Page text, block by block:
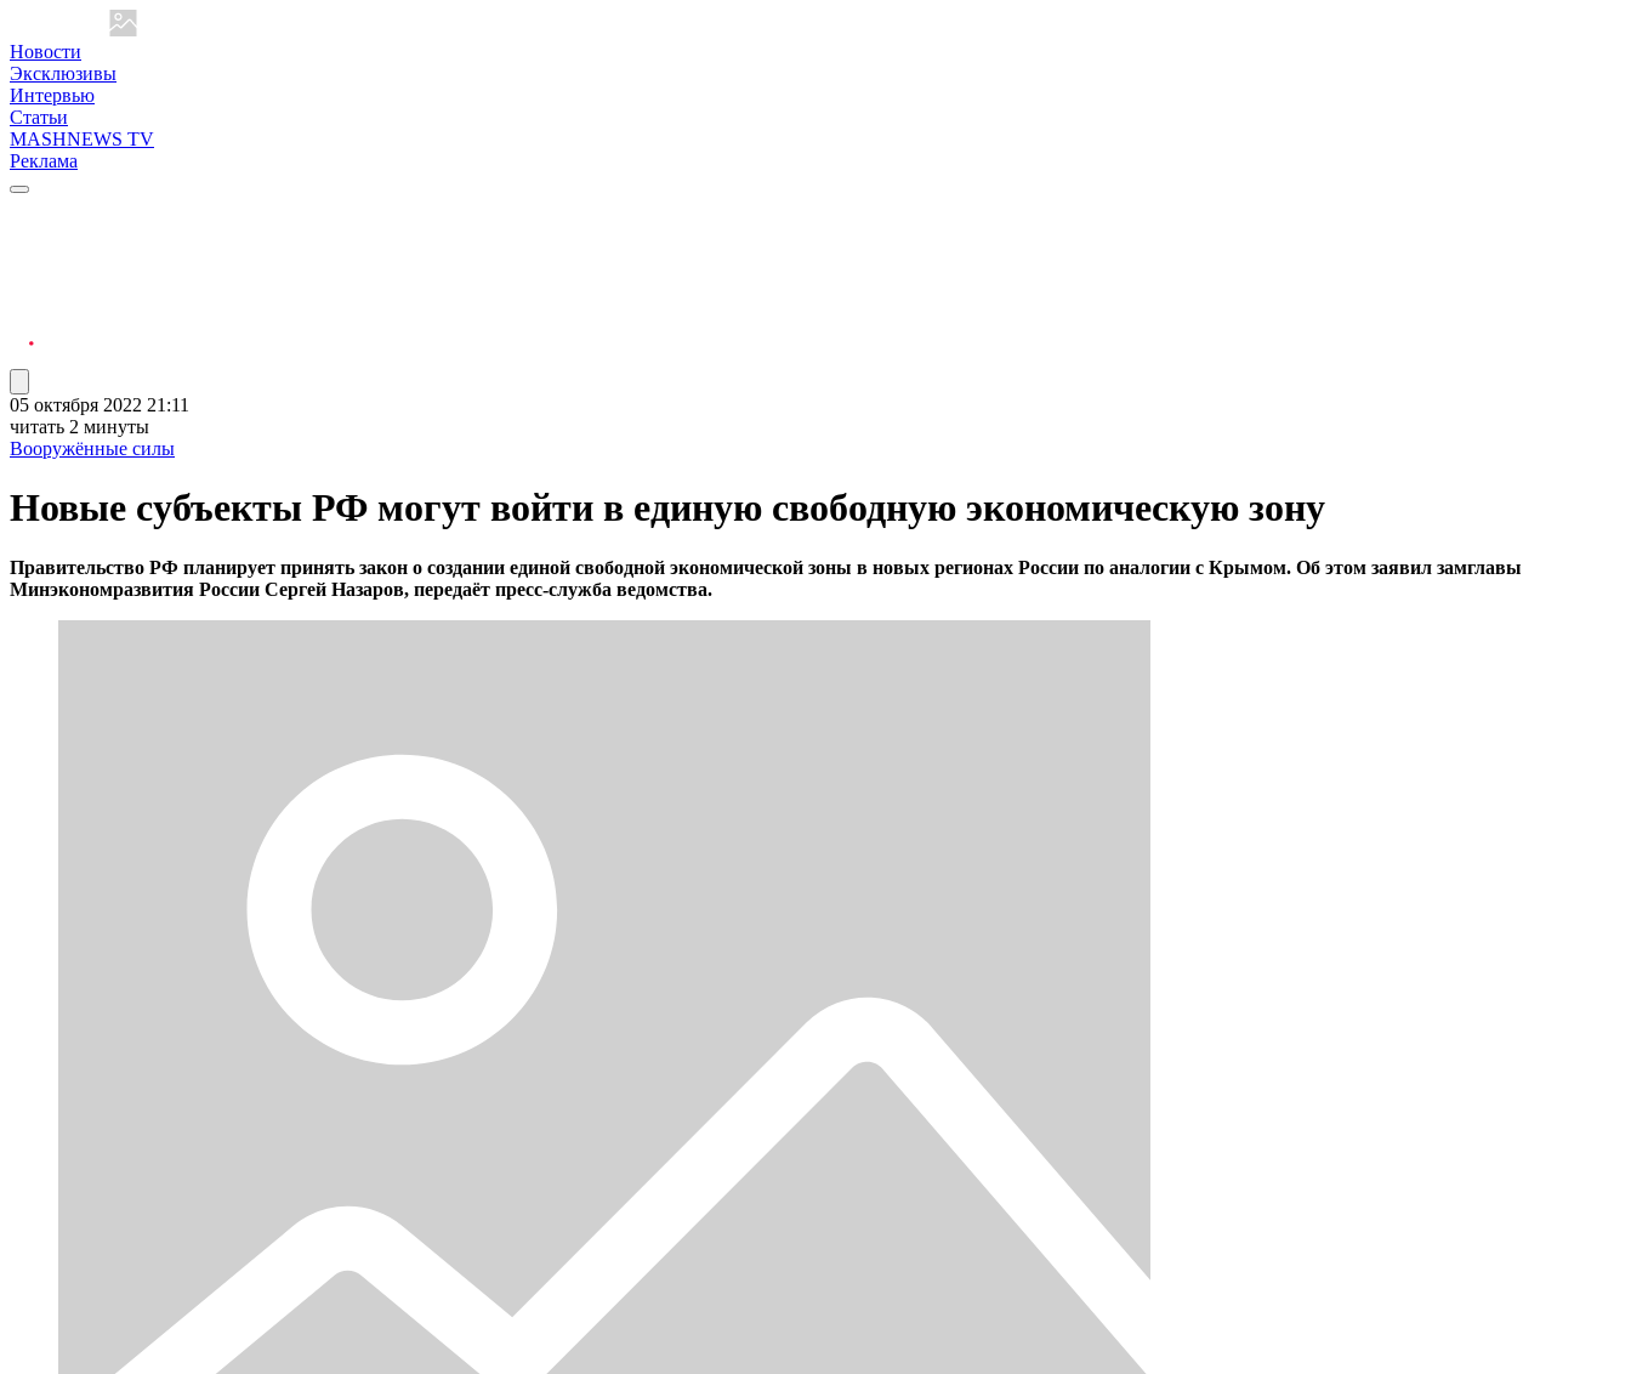
Новости
Эксклюзивы
Интервью
Статьи
MASHNEWS TV
Реклама
05 октября 2022 21:11
читать 2 минуты
Вооружённые силы
Новые субъекты РФ могут войти в единую свободную экономическую зону
Правительство РФ планирует принять закон о создании единой свободной экономической зоны в новых регионах России по аналогии с Крымом. Об этом заявил замглавы
Минэкономразвития России Сергей Назаров, передаёт пресс-служба ведомства.